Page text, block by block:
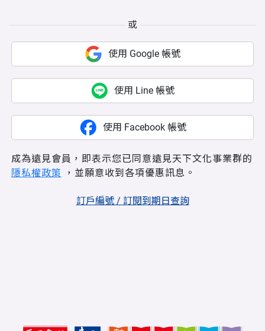
或
使用 Google 帳號
使用 Line 帳號
使用 Facebook 帳號
成為遠見會員，即表示您已同意遠見天下文化事業群的
隱私權政策 ，並願意收到各項優惠訊息。
訂戶編號 / 訂閱到期日查詢